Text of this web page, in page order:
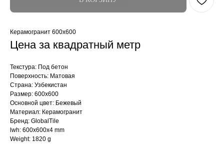
Керамогранит 600x600
Цена за квадратный метр
Текстура: Под бетон
Поверхность: Матовая
Страна: Узбекистан
Размер: 600x600
Основной цвет: Бежевый
Материал: Керамогранит
Бренд: GlobalTile
lwh: 600x600x4 mm
Weight: 1820 g